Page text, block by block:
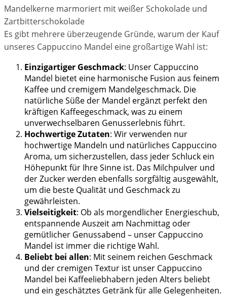
Mandelkerne marmoriert mit weißer Schokolade und
Zartbitterschokolade
Es gibt mehrere überzeugende Gründe, warum der Kauf
unseres Cappuccino Mandel eine großartige Wahl ist:
Einzigartiger Geschmack: Unser Cappuccino
Mandel bietet eine harmonische Fusion aus feinem
Kaffee und cremigem Mandelgeschmack. Die
natürliche Süße der Mandel ergänzt perfekt den
kräftigen Kaffeegeschmack, was zu einem
unverwechselbaren Genusserlebnis führt.
Hochwertige Zutaten: Wir verwenden nur
hochwertige Mandeln und natürliches Cappuccino
Aroma, um sicherzustellen, dass jeder Schluck ein
Höhepunkt für Ihre Sinne ist. Das Milchpulver und
der Zucker werden ebenfalls sorgfältig ausgewählt,
um die beste Qualität und Geschmack zu
gewährleisten.
Vielseitigkeit: Ob als morgendlicher Energieschub,
entspannende Auszeit am Nachmittag oder
gemütlicher Genussabend – unser Cappuccino
Mandel ist immer die richtige Wahl.
Beliebt bei allen: Mit seinem reichen Geschmack
und der cremigen Textur ist unser Cappuccino
Mandel bei Kaffeeliebhabern jeden Alters beliebt
und ein geschätztes Getränk für alle Gelegenheiten.